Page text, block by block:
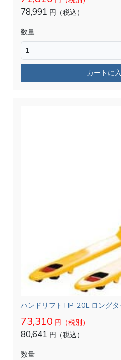
78,991 円（税込）
数量
カートに
ハンドリフト HP-20L ロングタ
73,310 円（税別）
80,641 円（税込）
数量